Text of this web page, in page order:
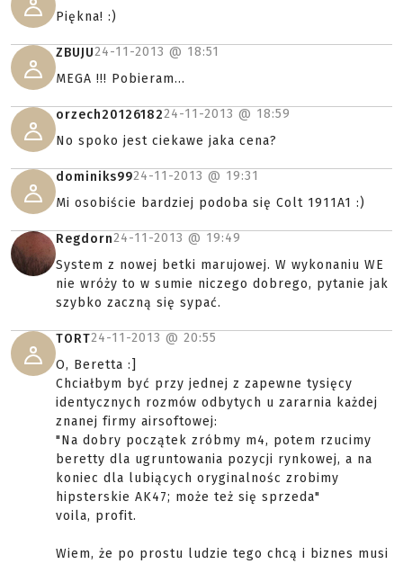
Piękna! :)
ZBUJU24-11-2013 @ 18:51
MEGA !!! Pobieram...
orzech2012618224-11-2013 @ 18:59
No spoko jest ciekawe jaka cena?
dominiks9924-11-2013 @ 19:31
Mi osobiście bardziej podoba się Colt 1911A1 :)
Regdorn24-11-2013 @ 19:49
System z nowej betki marujowej. W wykonaniu WE
nie wróży to w sumie niczego dobrego, pytanie jak
szybko zaczną się sypać.
TORT24-11-2013 @ 20:55
O, Beretta :]
Chciałbym być przy jednej z zapewne tysięcy
identycznych rozmów odbytych u zararnia każdej
znanej firmy airsoftowej:
"Na dobry początek zróbmy m4, potem rzucimy
beretty dla ugruntowania pozycji rynkowej, a na
koniec dla lubiących oryginalnośc zrobimy
hipsterskie AK47; może też się sprzeda"
voila, profit.
Wiem, że po prostu ludzie tego chcą i biznes musi